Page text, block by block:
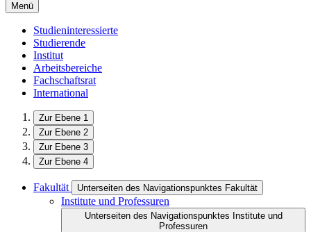
Menü
Studieninteressierte
Studierende
Institut
Arbeitsbereiche
Fachschaftsrat
International
Zur Ebene 1
Zur Ebene 2
Zur Ebene 3
Zur Ebene 4
Fakultät Unterseiten des Navigationspunktes Fakultät
Institute und Professuren
Unterseiten des Navigationspunktes Institute und
Professuren